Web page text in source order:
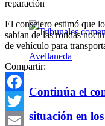
Continúa el
situación en
reparación
El consejero estimó que
sabían de las rondas
de vehículo para
Compartir:
Facebook
Twitter